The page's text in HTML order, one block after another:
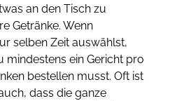
an den Tisch zu
Getränke. Wenn
selben Zeit auswählst,
mindestens ein Gericht pro
bestellen musst. Oft ist
dass die ganze